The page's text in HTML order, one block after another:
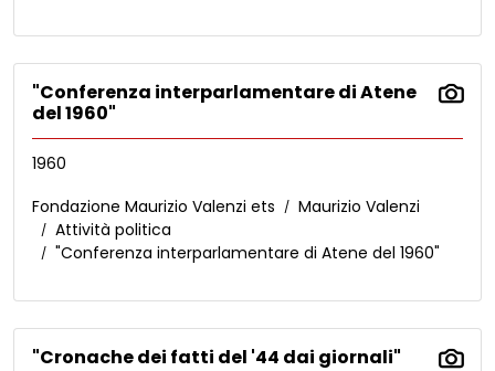
"Conferenza interparlamentare di Atene
del 1960"
1960
Fondazione Maurizio Valenzi ets
Maurizio Valenzi
Attività politica
"Conferenza interparlamentare di Atene del 1960"
"Cronache dei fatti del '44 dai giornali"